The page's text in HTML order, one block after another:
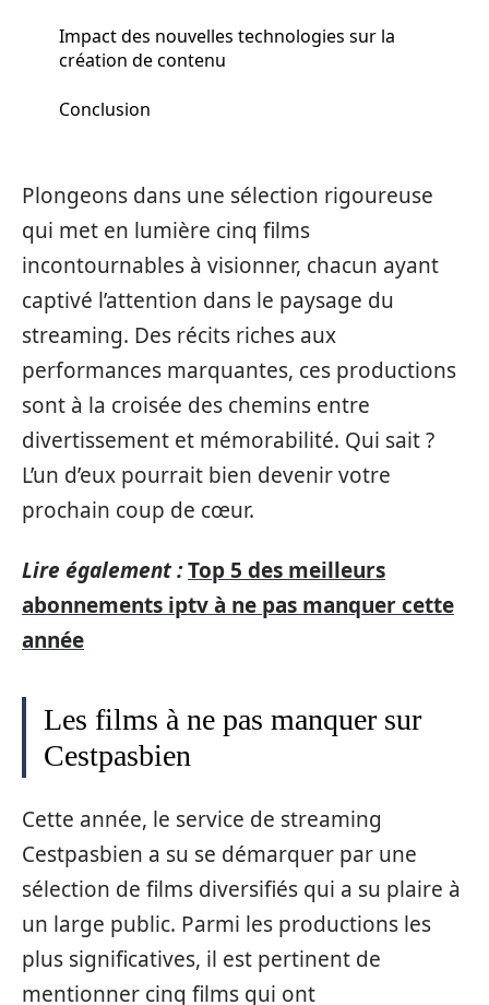
Impact des nouvelles technologies sur la
création de contenu
Conclusion
Plongeons dans une sélection rigoureuse
qui met en lumière cinq films
incontournables à visionner, chacun ayant
captivé l’attention dans le paysage du
streaming. Des récits riches aux
performances marquantes, ces productions
sont à la croisée des chemins entre
divertissement et mémorabilité. Qui sait ?
L’un d’eux pourrait bien devenir votre
prochain coup de cœur.
Lire également :Top 5 des meilleurs
abonnements iptv à ne pas manquer cette
année
Les films à ne pas manquer sur
Cestpasbien
Cette année, le service de streaming
Cestpasbien a su se démarquer par une
sélection de films diversifiés qui a su plaire à
un large public. Parmi les productions les
plus significatives, il est pertinent de
mentionner cinq films qui ont